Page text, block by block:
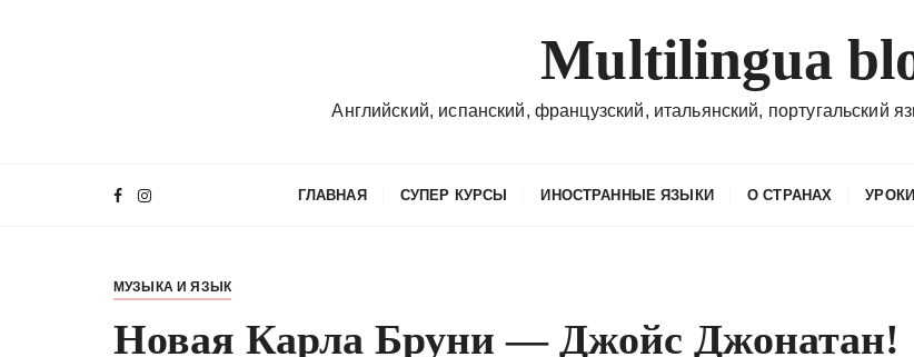
Multilingua
Английский, испанский, французский, итальянский, португальский
ГЛАВНАЯ СУПЕР КУРСЫ ИНОСТРАННЫЕ ЯЗЫКИ О СТРАНАХ
МУЗЫКА И ЯЗЫК
Новая Карла Бруни — Джойс Джонатан!